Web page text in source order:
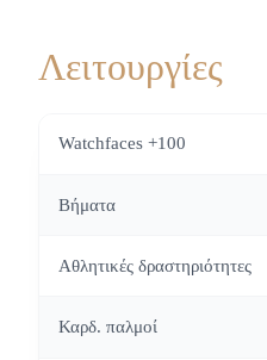
Λειτουργίες
Watchfaces +100
Βήματα
Αθλητικές δραστηριότητες
Καρδ. παλμοί